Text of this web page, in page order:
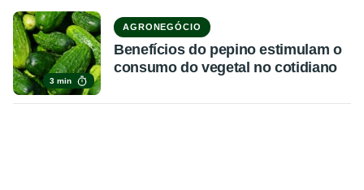
3 min
AGRONEGÓCIO
Benefícios do pepino estimulam o
consumo do vegetal no cotidiano